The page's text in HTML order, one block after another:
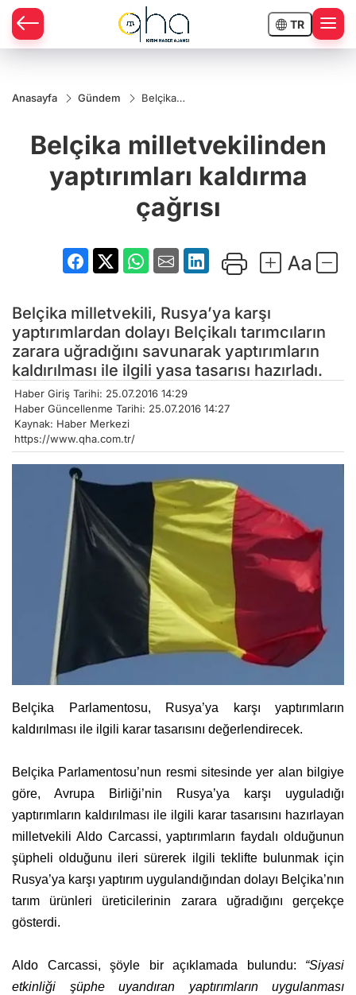
TR
Anasayfa Gündem
Belçika
kaldırma çağrısı
Belçika milletvekilinden
yaptırımları kaldırma
çağrısı
Belçika milletvekili, Rusya’ya karşı
yaptırımlardan dolayı Belçikalı tarımcıların
zarara uğradığını savunarak yaptırımların
kaldırılması ile ilgili yasa tasarısı hazırladı.
Haber Giriş Tarihi: 25.07.2016 14:29
Haber Güncellenme Tarihi: 25.07.2016 14:27
Kaynak: Haber Merkezi
https://www.qha.com.tr/
Belçika Parlamentosu, Rusya’ya karşı yaptırımların
kaldırılması ile ilgili karar tasarısını değerlendirecek.
Belçika Parlamentosu’nun resmi sitesinde yer alan bilgiye
göre, Avrupa Birliği’nin Rusya’ya karşı uyguladığı
yaptırımların kaldırılması ile ilgili karar tasarısını hazırlayan
milletvekili Aldo Carcassi, yaptırımların faydalı olduğunun
şüpheli olduğunu ileri sürerek ilgili teklifte bulunmak için
Rusya’ya karşı yaptırım uygulandığından dolayı Belçika’nın
tarım ürünleri üreticilerinin zarara uğradığını gerçekçe
gösterdi.
Aldo Carcassi, şöyle bir açıklamada bulundu: “Siyasi
etkinliği şüphe uyandıran yaptırımların uygulanması